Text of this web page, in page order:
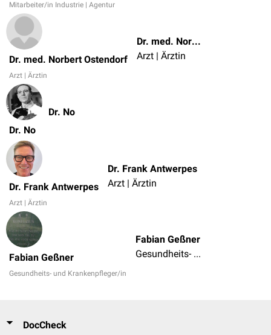
Mitarbeiter/in Industrie | Agentur
Dr. med. Norbert Ostendorf
Arzt | Ärztin
Dr. med. Norbert Ostendorf
Arzt | Ärztin
Dr. No
Dr. No
Dr. Frank Antwerpes
Arzt | Ärztin
Dr. Frank Antwerpes
Arzt | Ärztin
Fabian Geßner
Gesundheits- und Krankenpfleger/in
Fabian Geßner
Gesundheits- und Krankenpfleger/in
DocCheck